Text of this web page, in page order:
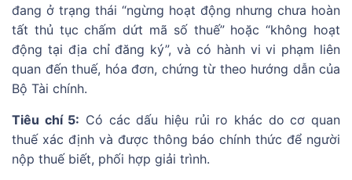
đang ở trạng thái “ngừng hoạt động nhưng chưa hoàn
tất thủ tục chấm dứt mã số thuế” hoặc “không hoạt
động tại địa chỉ đăng ký”, và có hành vi vi phạm liên
quan đến thuế, hóa đơn, chứng từ theo hướng dẫn của
Bộ Tài chính.
Tiêu chí 5: Có các dấu hiệu rủi ro khác do cơ quan
thuế xác định và được thông báo chính thức để người
nộp thuế biết, phối hợp giải trình.